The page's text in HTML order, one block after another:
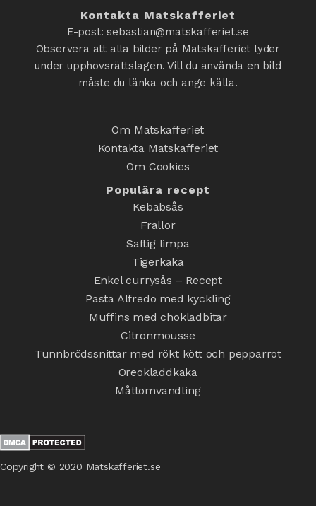
Kontakta Matskafferiet
E-post: sebastian@matskafferiet.se
Observera att alla bilder på Matskafferiet lyder
under upphovsrättslagen. Vill du använda en bild
måste du länka och ange källa.
Om Matskafferiet
Kontakta Matskafferiet
Om Cookies
Populära recept
Kebabsås
Frallor
Saftig limpa
Tigerkaka
Enkel currysås – Recept
Pasta Alfredo med kyckling
Muffins med chokladbitar
Citronmousse
Tunnbrödssnittar med rökt kött och pepparrot
Oreokladdkaka
Måttomvandling
Copyright © 2020 Matskafferiet.se